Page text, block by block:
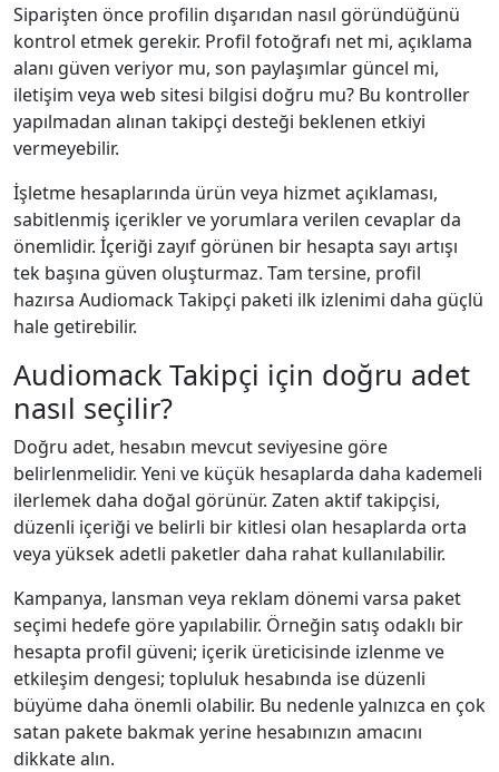
Siparişten önce profilin dışarıdan nasıl göründüğünü
kontrol etmek gerekir. Profil fotoğrafı net mi, açıklama
alanı güven veriyor mu, son paylaşımlar güncel mi,
iletişim veya web sitesi bilgisi doğru mu? Bu kontroller
yapılmadan alınan takipçi desteği beklenen etkiyi
vermeyebilir.
İşletme hesaplarında ürün veya hizmet açıklaması,
sabitlenmiş içerikler ve yorumlara verilen cevaplar da
önemlidir. İçeriği zayıf görünen bir hesapta sayı artışı
tek başına güven oluşturmaz. Tam tersine, profil
hazırsa Audiomack Takipçi paketi ilk izlenimi daha güçlü
hale getirebilir.
Audiomack Takipçi için doğru adet
nasıl seçilir?
Doğru adet, hesabın mevcut seviyesine göre
belirlenmelidir. Yeni ve küçük hesaplarda daha kademeli
ilerlemek daha doğal görünür. Zaten aktif takipçisi,
düzenli içeriği ve belirli bir kitlesi olan hesaplarda orta
veya yüksek adetli paketler daha rahat kullanılabilir.
Kampanya, lansman veya reklam dönemi varsa paket
seçimi hedefe göre yapılabilir. Örneğin satış odaklı bir
hesapta profil güveni; içerik üreticisinde izlenme ve
etkileşim dengesi; topluluk hesabında ise düzenli
büyüme daha önemli olabilir. Bu nedenle yalnızca en çok
satan pakete bakmak yerine hesabınızın amacını
dikkate alın.